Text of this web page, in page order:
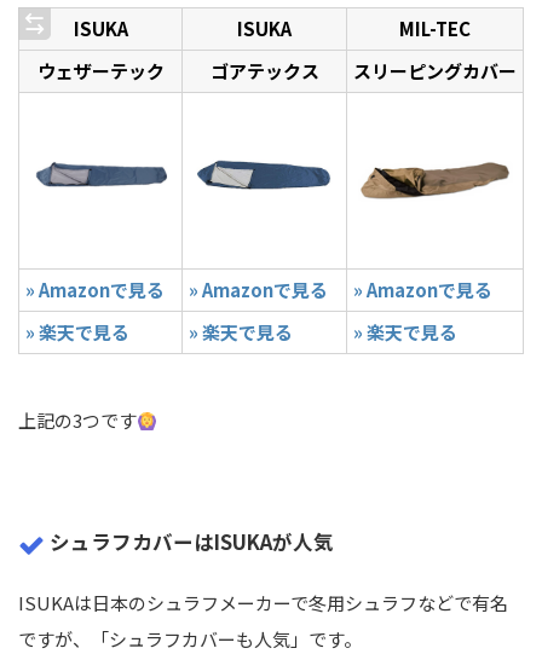
ISUKA ISUKA
MIL-TEC
ウェザーテック
ゴアテックス スリーピングカバー
» Amazonで見る » Amazonで見る
» Amazonで見る
» 楽天で見る
» 楽天で見る » 楽天で見る
上記の3つです
シュラフカバーはISUKAが人気
ISUKAは日本のシュラフメーカーで冬用シュラフなどで有名
ですが、「シュラフカバーも人気」です。